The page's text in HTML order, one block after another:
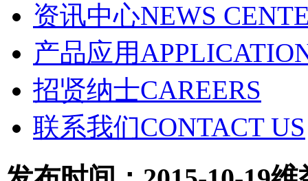
资讯中心NEWS
产品应用
招贤纳士CAREERS
联系我们CONTACT US